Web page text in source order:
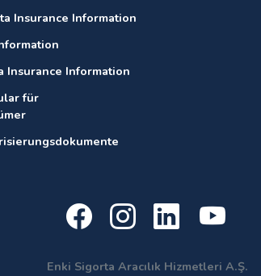
Insurance Information
Insurance Information
für
Enki Sigorta Aracılık Hizmetleri A.Ş.